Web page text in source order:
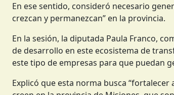
En ese sentido, consideró necesario
crezcan y permanezcan” en la provincia.
En la sesión, la diputada Paula Franco,
de desarrollo en este ecosistema de
este tipo de empresas para que puedan
Explicó que esta norma busca